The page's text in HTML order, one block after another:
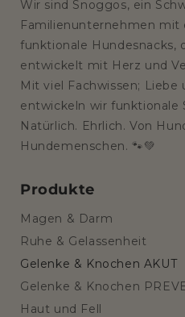
Wir sind Snoggos, ein
Familienunternehmen mit
funktionale Hundesnacks,
entwickelt mit Herz und
Mit viel Fachwissen;
entwickeln wir funktionale
Natürlich. Ehrlich. Von
Hundemenschen. 🐾💚
Produkte
Magen & Darm
Ruhe & Gelassenheit
Gelenke & Knochen AKUT
Gelenke & Knochen
Haut und Fell